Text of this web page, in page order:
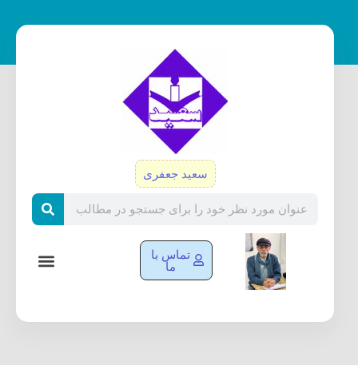
سعید جعفری
تماس با
ما